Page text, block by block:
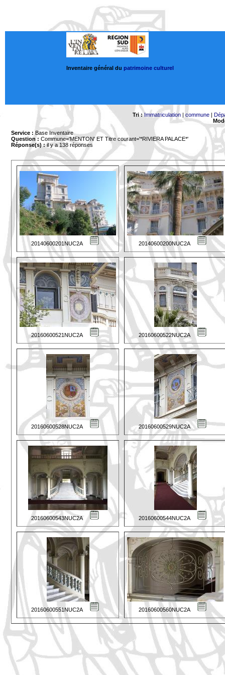
Inventaire général du patrimoine culturel
Tri : Immatriculation |commune |
Service : Base Inventaire
Question : Commune='MENTON' ET Titre courant='*RIVIERA PALACE*'
Réponse(s) :il y a 138 réponses
20140600201NUC2A 20140600200NUC2A
20160600521NUC2A 20160600522NUC2A
20160600528NUC2A 20160600529NUC2A
20160600543NUC2A 20160600544NUC2A
20160600551NUC2A 20160600560NUC2A